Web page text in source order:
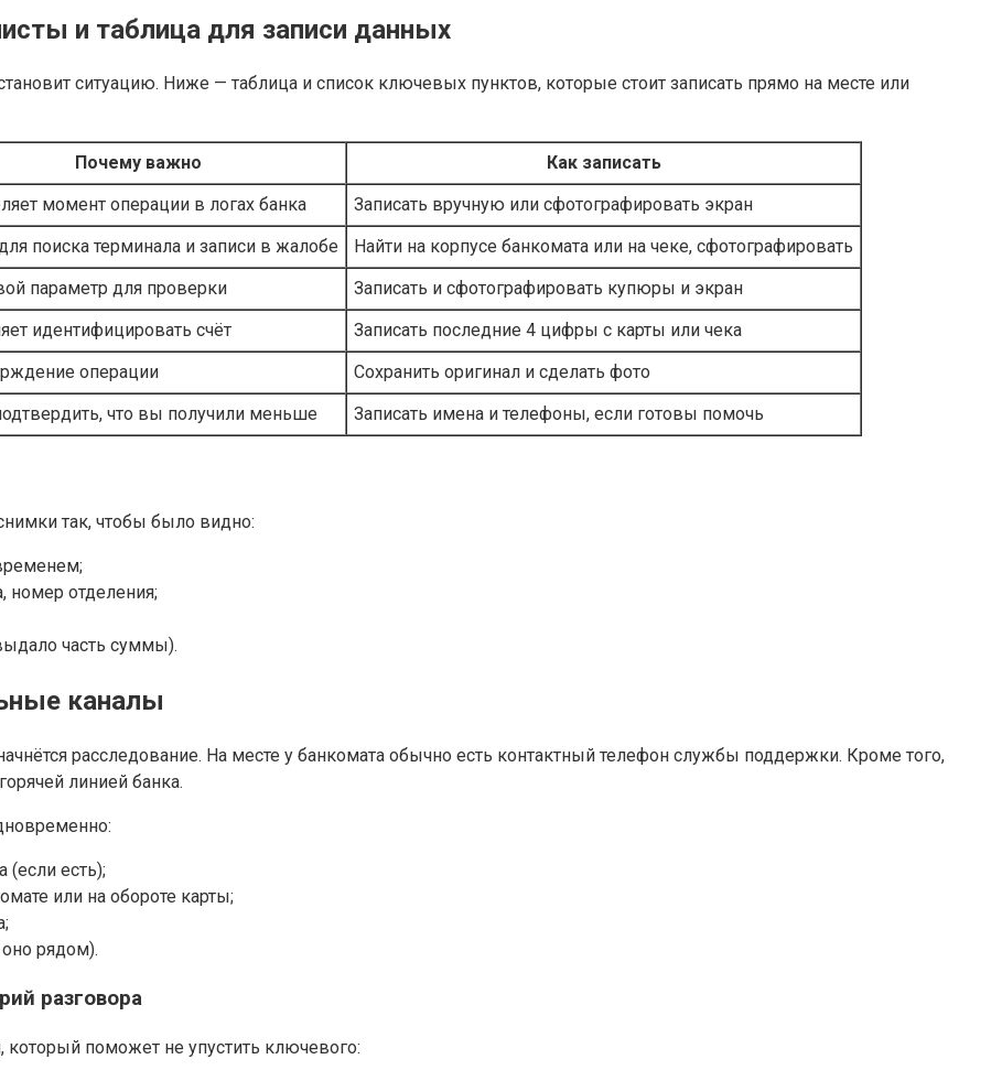
и таблица для записи данных
ситуацию. Ниже — таблица и список ключевых пунктов, которые стоит записать прямо на месте или
Почему важно
Как записать
момент операции в логах банка
Записать вручную или сфотографировать экран
поиска терминала и записи в жалобе
Найти на корпусе банкомата или на чеке, сфотографировать
параметр для проверки
Записать и сфотографировать купюры и экран
идентифицировать счёт
Записать последние 4 цифры с карты или чека
операции
Сохранить оригинал и сделать фото
что вы получили меньше Записать имена и телефоны, если готовы помочь
так, чтобы было видно:
отделения;
часть суммы).
каналы
расследование. На месте у банкомата обычно есть контактный телефон службы поддержки. Кроме того,
линией банка.
(если есть);
или на обороте карты;
рядом).
разговора
который поможет не упустить ключевого: